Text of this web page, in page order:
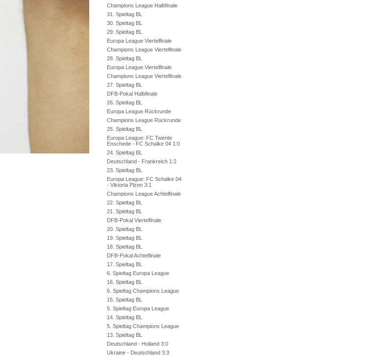
Champions League Halbfinale
31. Spieltag BL
30. Spieltag BL
29. Spieltag BL
Europa League Viertelfinale
Champions League Viertelfinale
28. Spieltag BL
Europa League Viertelfinale
Champions League Viertelfinale
27. Spieltag BL
DFB-Pokal Halbfinale
26. Spieltag BL
Europa League Rückrunde
Champions League Rückrunde
25. Spieltag BL
Europa League: FC Twente
Enschede - FC Schalke 04 1:0
24. Spieltag BL
Deutschland - Frankreich 1:2
23. Spieltag BL
Europa League: FC Schalke 04
- Viktoria Plzen 3:1
Champions League Achtelfinale
22. Spieltag BL
21. Spieltag BL
DFB-Pokal Viertelfinale
20. Spieltag BL
19. Spieltag BL
18. Spieltag BL
DFB-Pokal Achtelfinale
17. Spieltag BL
6. Spieltag Europa League
16. Spieltag BL
6. Spieltag Champions League
15. Spieltag BL
5. Spieltag Europa League
14. Spieltag BL
5. Spieltag Champions League
13. Spieltag BL
Deutschland - Holland 3:0
Ukraine - Deutschland 3:3